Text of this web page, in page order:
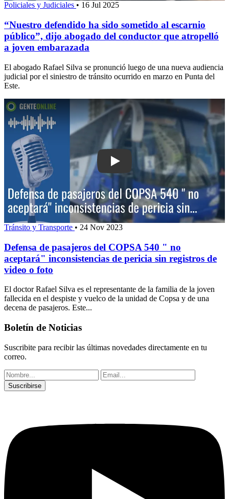
Policiales y Judiciales • 16 Jul 2025
“Nuestro defendido ha sido sometido al escarnio
público”, dijo abogado del conductor que atropelló
a joven embarazada
El abogado Rafael Silva se pronunció luego de una nueva audiencia
judicial por el siniestro de tránsito ocurrido en marzo en Punta del
Este.
Play: Defensa de pasajeros del
Tránsito y Transporte • 24 Nov 2023
Defensa de pasajeros del COPSA 540 " no
aceptará" inconsistencias de pericia sin registros de
video o foto
El doctor Rafael Silva es el representante de la familia de la joven
fallecida en el despiste y vuelco de la unidad de Copsa y de una
decena de pasajeros. Este...
Boletín de Noticias
Suscribite para recibir las últimas novedades directamente en tu
correo.
Suscribirse